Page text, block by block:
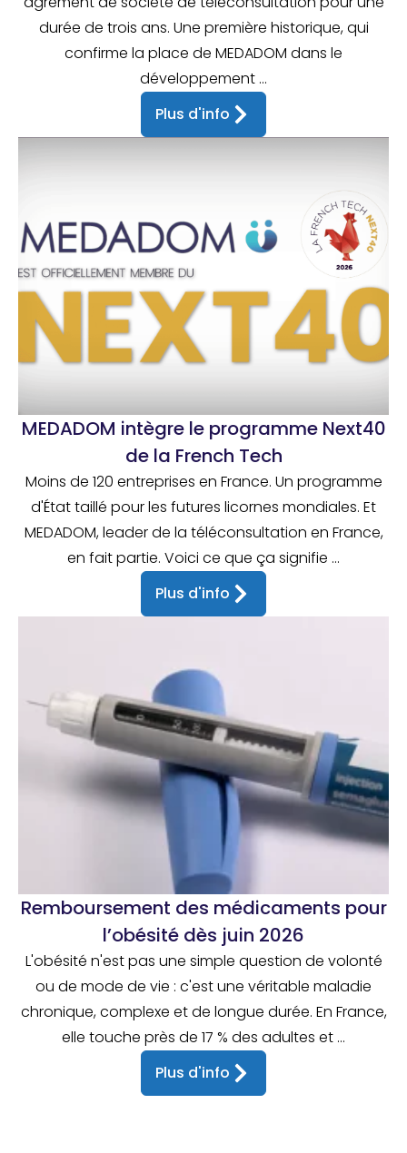
durée de trois ans. Une première historique, qui
confirme la place de MEDADOM dans le
développement ...
Plus d'info
MEDADOM intègre le programme Next40
de la French Tech
Moins de 120 entreprises en France. Un programme
d'État taillé pour les futures licornes mondiales. Et
MEDADOM, leader de la téléconsultation en France,
en fait partie. Voici ce que ça signifie ...
Plus d'info
Remboursement des médicaments pour
l’obésité dès juin 2026
L'obésité n'est pas une simple question de volonté
ou de mode de vie : c'est une véritable maladie
chronique, complexe et de longue durée. En France,
elle touche près de 17 % des adultes et ...
Plus d'info